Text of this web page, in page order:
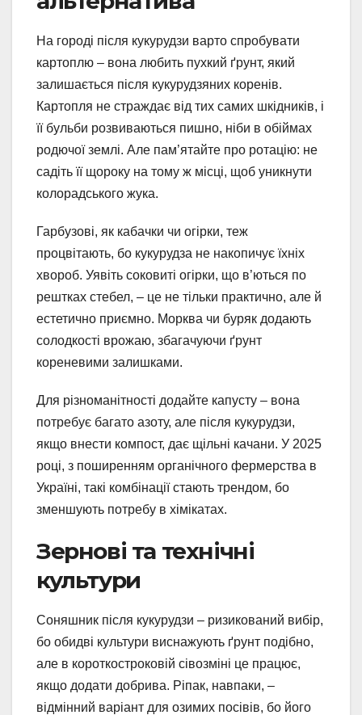
На городі після кукурудзи варто спробувати
картоплю – вона любить пухкий ґрунт, який
залишається після кукурудзяних коренів.
Картопля не страждає від тих самих шкідників, і
її бульби розвиваються пишно, ніби в обіймах
родючої землі. Але пам’ятайте про ротацію: не
садіть її щороку на тому ж місці, щоб уникнути
колорадського жука.
Гарбузові, як кабачки чи огірки, теж
процвітають, бо кукурудза не накопичує їхніх
хвороб. Уявіть соковиті огірки, що в’ються по
рештках стебел, – це не тільки практично, але й
естетично приємно. Морква чи буряк додають
солодкості врожаю, збагачуючи ґрунт
кореневими залишками.
Для різноманітності додайте капусту – вона
потребує багато азоту, але після кукурудзи,
якщо внести компост, дає щільні качани. У 2025
році, з поширенням органічного фермерства в
Україні, такі комбінації стають трендом, бо
зменшують потребу в хімікатах.
Зернові та технічні
культури
Соняшник після кукурудзи – ризикований вибір,
бо обидві культури виснажують ґрунт подібно,
але в короткостроковій сівозміні це працює,
якщо додати добрива. Ріпак, навпаки, –
відмінний варіант для озимих посівів, бо його